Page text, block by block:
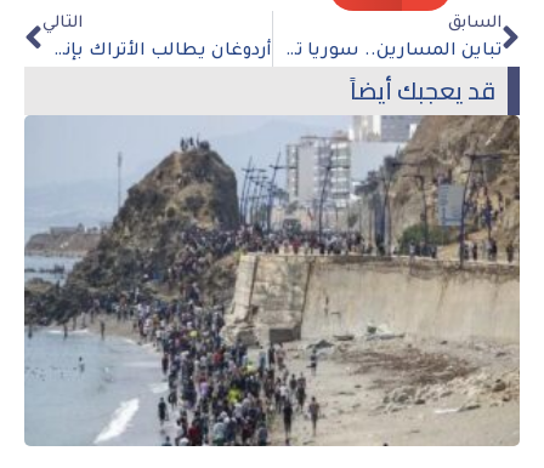
السابق
تباين المسارين.. سوريا تجذب الاستثمارات ولبنان يغرق في أزماته الاقتصادية والسياسية
التالي
أردوغان يطالب الأتراك بإنجاب المزيد من الأطفال وسط واقع اقتصادي صعب
قد يعجبك أيضاً